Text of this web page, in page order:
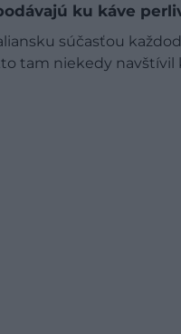
ku káve
súčasťou
tam niekedy navštívil